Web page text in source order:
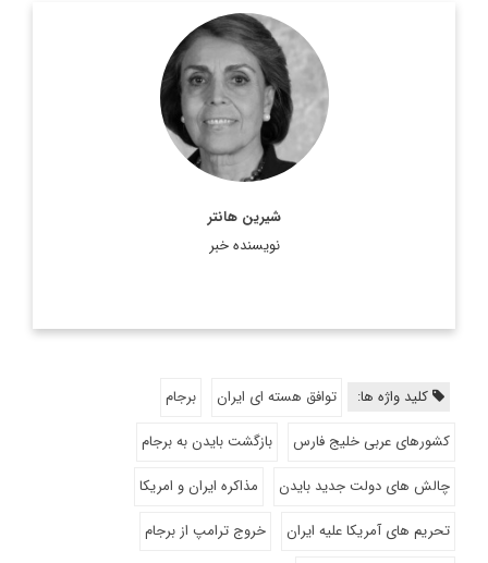
شیرین هانتر
نویسنده خبر
کلید واژه ها: توافق هسته ای ایران
برجام
کشورهای عربی خلیج فارس
بازگشت بایدن به برجام
چالش های دولت جدید بایدن
مذاکره ایران و امریکا
تحریم های آمریکا علیه ایران
خروج ترامپ از برجام